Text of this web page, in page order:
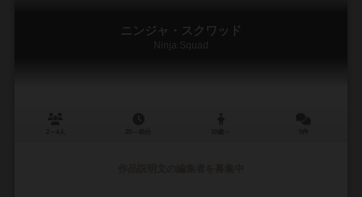
ニンジャ・スクワッド
Ninja Squad